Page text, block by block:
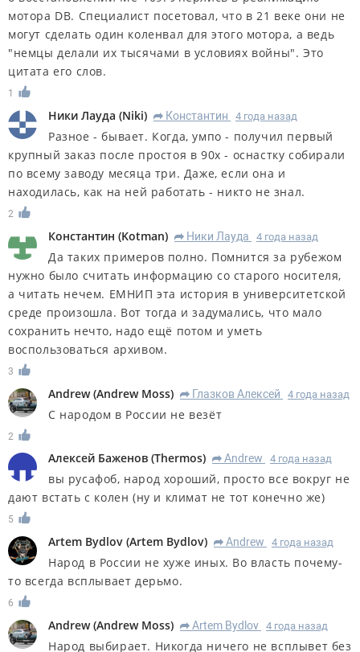
мотора DB. Специалист посетовал, что в 21 веке они не
могут сделать один коленвал для этого мотора, а ведь
"немцы делали их тысячами в условиях войны". Это
цитата его слов.
1
Ники Лауда (Niki) R Константин 4 года назад
Разное - бывает. Когда, умпо - получил первый
крупный заказ после простоя в 90х - оснастку собирали
по всему заводу месяца три. Даже, если она и
находилась, как на ней работать - никто не знал.
2
Константин (Kotman) R Ники Лауда 4 года назад
Да таких примеров полно. Помнится за рубежом
нужно было считать информацию со старого носителя,
а читать нечем. ЕМНИП эта история в университетской
среде произошла. Вот тогда и задумались, что мало
сохранить нечто, надо ещё потом и уметь
воспользоваться архивом.
3
Andrew(Andrew Moss) R Глазков Алексей 4 года назад
С народом в России не везёт
2
Алексей Баженов (Thermos) R Andrew 4 года назад
вы русафоб, народ хороший, просто все вокруг не
дают встать с колен (ну и климат не тот конечно же)
5
Artem Bydlov (Artem Bydlov) R Andrew 4 года назад
Народ в России не хуже иных. Во власть почему-
то всегда всплывает дерьмо.
6
Andrew(Andrew Moss) R Artem Bydlov 4 года назад
Народ выбирает. Никогда ничего не всплывет без